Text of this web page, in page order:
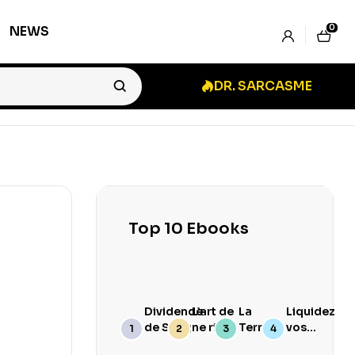
NEWS 0
DR. SARCASME
Top 10 Ebooks
Dividende
de Sang
L’art de
ne rien
branler
La
Terre
Goûte
Liquidez
vos